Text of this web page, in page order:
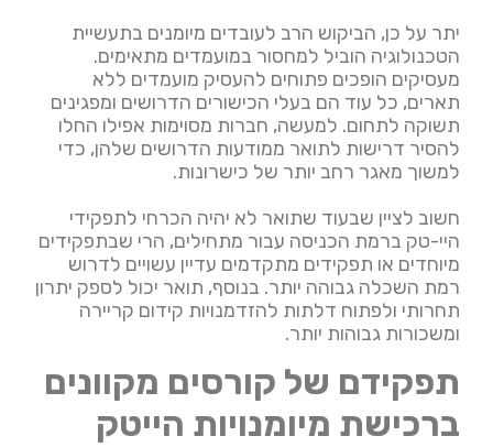
יתר על כן, הביקוש הרב לעובדים מיומנים בתעשיית
הטכנולוגיה הוביל למחסור במועמדים מתאימים.
מעסיקים הופכים פתוחים להעסיק מועמדים ללא
תארים, כל עוד הם בעלי הכישורים הדרושים ומפגינים
תשוקה לתחום. למעשה, חברות מסוימות אפילו החלו
להסיר דרישות לתואר ממודעות הדרושים שלהן, כדי
למשוך מאגר רחב יותר של כישרונות.
חשוב לציין שבעוד שתואר לא יהיה הכרחי לתפקידי
היי-טק ברמת הכניסה עבור מתחילים, הרי שבתפקידים
מיוחדים או תפקידים מתקדמים עדיין עשויים לדרוש
רמת השכלה גבוהה יותר. בנוסף, תואר יכול לספק יתרון
תחרותי ולפתוח דלתות להזדמנויות קידום קריירה
ומשכורות גבוהות יותר.
תפקידם של קורסים מקוונים
ברכישת מיומנויות הייטק